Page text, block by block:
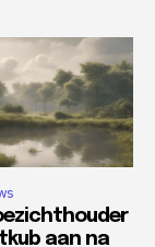
aan na